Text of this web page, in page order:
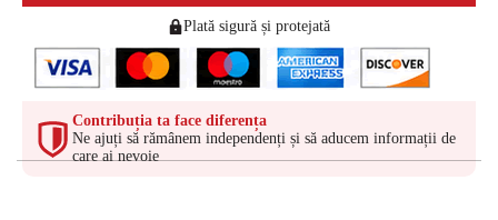
Plată sigură și protejată
Contribuția ta face diferența
Ne ajuți să rămânem independenți și să aducem informații de
care ai nevoie